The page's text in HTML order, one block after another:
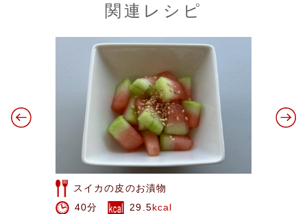
関連レシピ
水菜とれんこんのオイルサラダ
20分
161kcal